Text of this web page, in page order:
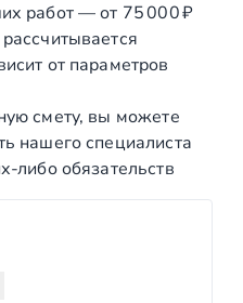
работ — от 75 000 ₽
от параметров
смету, вы можете
нашего специалиста
обязательств